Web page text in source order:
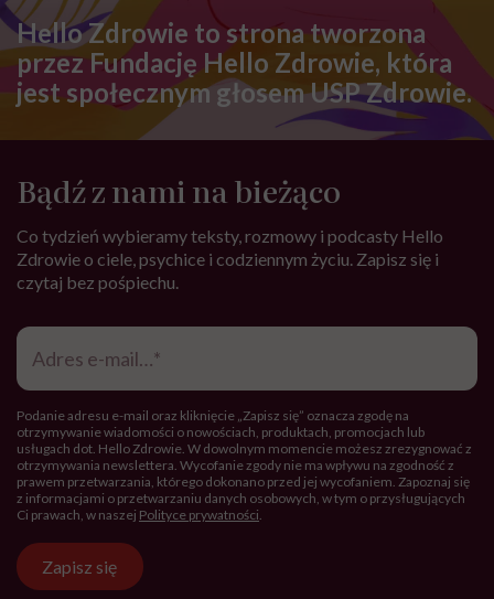
Nie każda osoba chorująca na otyłość ma długą
listę chorób współistniejących. "Moim
najcięższym pacjentem był pan, który ważył 350
kg"
otyłościowa?
Życie z chorobą otyłościową to często wstyd i
bariery, o których zdrowy człowiek nie ma pojęcia.